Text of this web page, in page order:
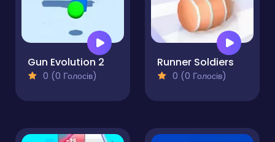
Gun Evolution 2
0 (0 Голосів)
Runner Soldiers
0 (0 Голосів)